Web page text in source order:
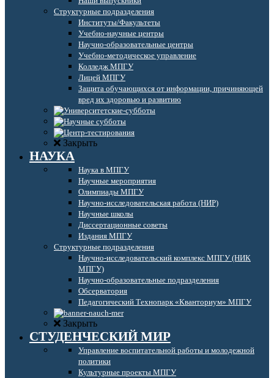
Структурные подразделения
Институты/Факультеты
Учебно-научные центры
Научно-образовательные центры
Учебно-методическое управление
Колледж МПГУ
Лицей МПГУ
Защита обучающихся от информации, причиняющей
вред их здоровью и развитию
Закрыть
НАУКА
Наука в МПГУ
Научные мероприятия
Олимпиады МПГУ
Научно-исследовательская работа (НИР)
Научные школы
Диссертационные советы
Издания МПГУ
Структурные подразделения
Научно-исследовательский комплекс МПГУ (НИК
МПГУ)
Научно-образовательные подразделения
Обсерватория
Педагогический Технопарк «Кванториум» МПГУ
Закрыть
СТУДЕНЧЕСКИЙ МИР
Управление воспитательной работы и молодежной
политики
Культурные проекты МПГУ